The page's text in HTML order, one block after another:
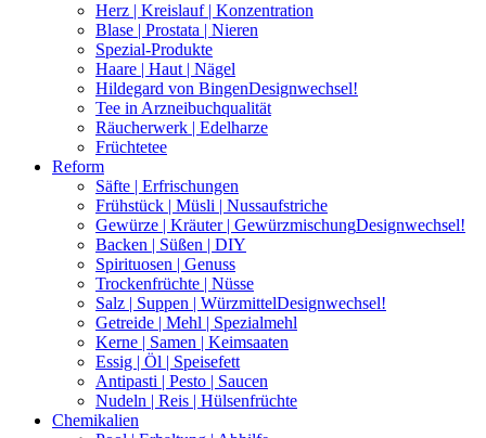
Herz | Kreislauf | Konzentration
Blase | Prostata | Nieren
Spezial-Produkte
Haare | Haut | Nägel
Hildegard von BingenDesignwechsel!
Tee in Arzneibuchqualität
Räucherwerk | Edelharze
Früchtetee
Reform
Säfte | Erfrischungen
Frühstück | Müsli | Nussaufstriche
Gewürze | Kräuter | GewürzmischungDesignwechsel!
Backen | Süßen | DIY
Spirituosen | Genuss
Trockenfrüchte | Nüsse
Salz | Suppen | WürzmittelDesignwechsel!
Getreide | Mehl | Spezialmehl
Kerne | Samen | Keimsaaten
Essig | Öl | Speisefett
Antipasti | Pesto | Saucen
Nudeln | Reis | Hülsenfrüchte
Chemikalien